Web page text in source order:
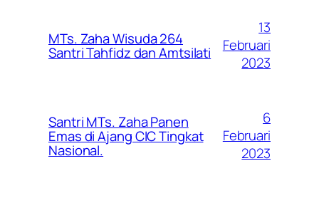
MTs. Zaha Wisuda 264
Santri Tahfidz dan Amtsilati
13
Februari
2023
Santri MTs. Zaha Panen
Emas di Ajang CIC Tingkat
Nasional.
6
Februari
2023